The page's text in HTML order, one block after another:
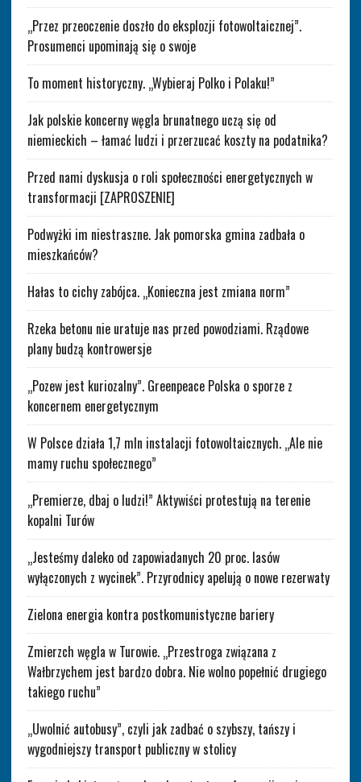
„Przez przeoczenie doszło do eksplozji fotowoltaicznej”.
Prosumenci upominają się o swoje
To moment historyczny. „Wybieraj Polko i Polaku!”
Jak polskie koncerny węgla brunatnego uczą się od
niemieckich – łamać ludzi i przerzucać koszty na podatnika?
Przed nami dyskusja o roli społeczności energetycznych w
transformacji [ZAPROSZENIE]
Podwyżki im niestraszne. Jak pomorska gmina zadbała o
mieszkańców?
Hałas to cichy zabójca. „Konieczna jest zmiana norm”
Rzeka betonu nie uratuje nas przed powodziami. Rządowe
plany budzą kontrowersje
„Pozew jest kuriozalny”. Greenpeace Polska o sporze z
koncernem energetycznym
W Polsce działa 1,7 mln instalacji fotowoltaicznych. „Ale nie
mamy ruchu społecznego”
„Premierze, dbaj o ludzi!” Aktywiści protestują na terenie
kopalni Turów
„Jesteśmy daleko od zapowiadanych 20 proc. lasów
wyłączonych z wycinek”. Przyrodnicy apelują o nowe rezerwaty
Zielona energia kontra postkomunistyczne bariery
Zmierzch węgla w Turowie. „Przestroga związana z
Wałbrzychem jest bardzo dobra. Nie wolno popełnić drugiego
takiego ruchu”
„Uwolnić autobusy”, czyli jak zadbać o szybszy, tańszy i
wygodniejszy transport publiczny w stolicy